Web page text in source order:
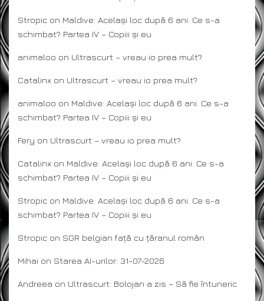
Stropic on Maldive: Același loc după 6 ani. Ce s-a
schimbat? Partea IV – Copiii și eu
animaloo on Ultrascurt – vreau io prea mult?
Catalinx on Ultrascurt – vreau io prea mult?
animaloo on Maldive: Același loc după 6 ani. Ce s-a
schimbat? Partea IV – Copiii și eu
Fery on Ultrascurt – vreau io prea mult?
Catalinx on Maldive: Același loc după 6 ani. Ce s-a
schimbat? Partea IV – Copiii și eu
Stropic on Maldive: Același loc după 6 ani. Ce s-a
schimbat? Partea IV – Copiii și eu
Stropic on SGR belgian față cu țăranul român
Mihai on Starea AI-urilor: 31-07-2026
Andreea on Ultrascurt: Bolojan a zis – Să fie întuneric